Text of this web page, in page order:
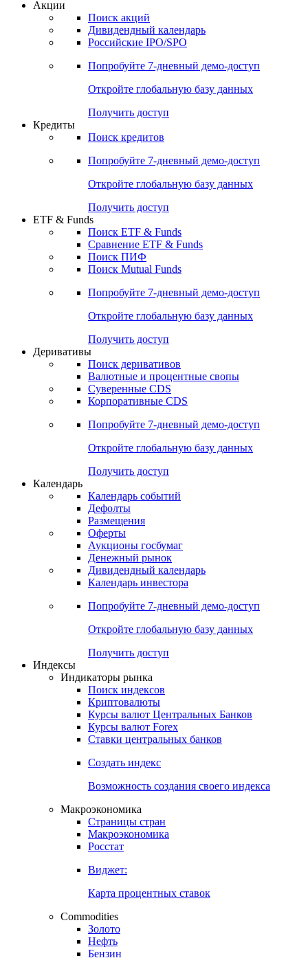
Откройте глобальную базу данных
Получить доступ
Поиск акций
Российские IPO/SPO
Попробуйте7-дневный
Откройте глобальную базу данных
Получить доступ
Поиск кредитов
Попробуйте7-дневный
Откройте глобальную базу данных
Получить доступ
ETF & Funds
Сравнение ETF & Funds
Поиск Mutual Funds
Попробуйте7-дневный
Откройте глобальную базу данных
Получить доступ
Деривативы
Валютные и процентные свопы
Корпоративные CDS
Попробуйте7-дневный
Откройте глобальную базу данных
Получить доступ
Календарь
Календарь событий
Дефолты
Размещения
Оферты
Денежный рынок
Календарь инвестора
Попробуйте7-дневный
Откройте глобальную базу данных
Получить доступ
Индикаторы рынка
Поиск индексов
Курсы валют Центральных Банков
Ставки центральных банков
Создать индекс
Возможность создания своего индекса
Страницы стран
Росстат
Виджет:
Карта процентных ставок